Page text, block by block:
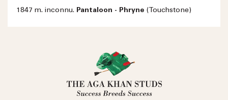
1847 m. inconnu. Pantaloon - Phryne (Touchstone)